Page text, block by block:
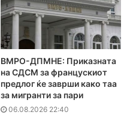
ВМРО-ДПМНЕ: Приказната
на СДСМ за францускиот
предлог ќе заврши како таа
за мигранти за пари
06.08.2026 22:40